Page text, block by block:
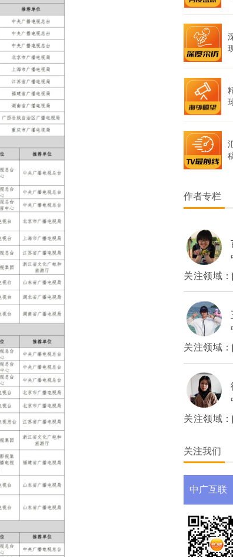
作者专栏
关注领域：
关注领域：
关注领域：
关注我们
中广互联